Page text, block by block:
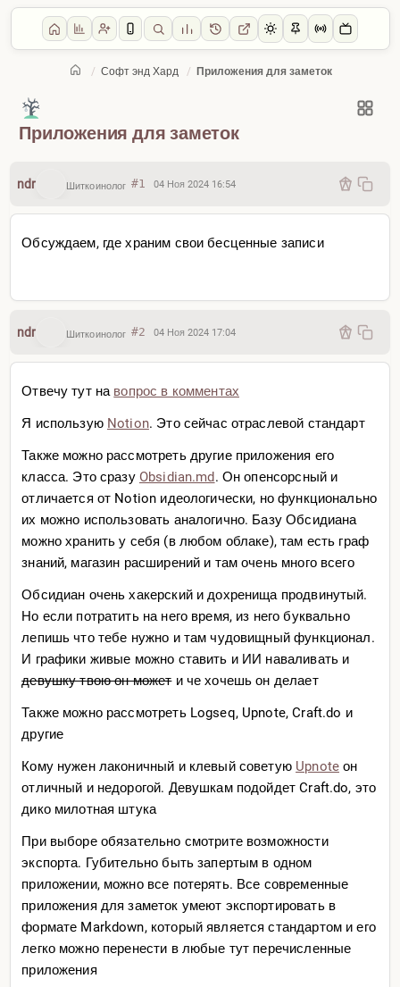
/ Софт энд Хард / Приложения для заметок
Главная
Приложения для заметок
ndr Шиткоинолог #1 04 Ноя 2024 16:54
Обсуждаем, где храним свои бесценные записи
ndr Шиткоинолог #2 04 Ноя 2024 17:04
Отвечу тут на вопрос в комментах
Я использую Notion. Это сейчас отраслевой стандарт
Также можно рассмотреть другие приложения его
класса. Это сразу Obsidian.md. Он опенсорсный и
отличается от Notion идеологически, но функционально
их можно использовать аналогично. Базу Обсидиана
можно хранить у себя (в любом облаке), там есть граф
знаний, магазин расширений и там очень много всего
Обсидиан очень хакерский и дохренища продвинутый.
Но если потратить на него время, из него буквально
лепишь что тебе нужно и там чудовищный функционал.
И графики живые можно ставить и ИИ наваливать и
девушку твою он можети че хочешь он делает
Также можно рассмотреть Logseq, Upnote, Craft.do и
другие
Кому нужен лаконичный и клевый советую Upnoteон
отличный и недорогой. Девушкам подойдет Craft.do, это
дико милотная штука
При выборе обязательно смотрите возможности
экспорта. Губительно быть запертым в одном
приложении, можно все потерять. Все современные
приложения для заметок умеют экспортировать в
формате Markdown, который является стандартом и его
легко можно перенести в любые тут перечисленные
приложения